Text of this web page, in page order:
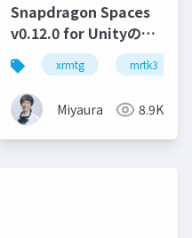
snapdragonspaces
Snapdragon Spaces
v0.12.0 for Unityの調
査(あれも試してみて
る)
xrmtg mrtk3
Miyaura 8.9K